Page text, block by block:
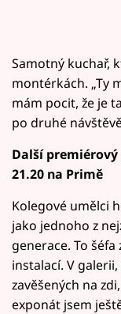
Samotný kuchař,
montérkách. „Ty
mám pocit, že je
po druhé
Další premiérový
21.20 na Primě
Kolegové umělci
jako jednoho z
generace. To
instalací. V
zavěšených na
exponát jsem